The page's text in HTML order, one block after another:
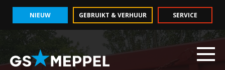
NIEUW GEBRUIKT & VERHUUR SERVICE